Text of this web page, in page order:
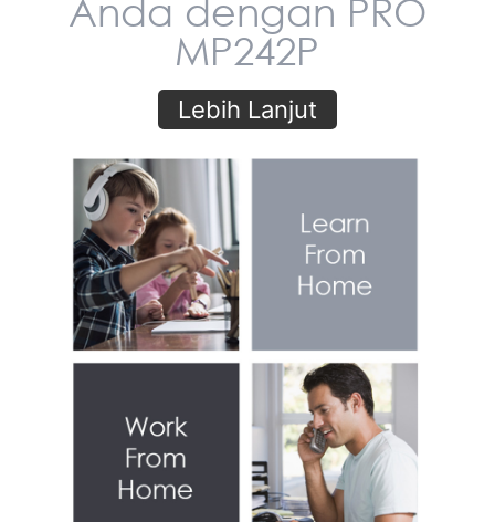
Lebih Lanjut